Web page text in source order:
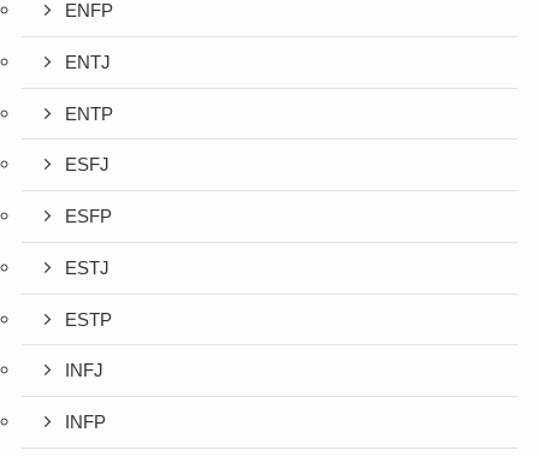
ENFP
ENTJ
ENTP
ESFJ
ESFP
ESTJ
ESTP
INFJ
INFP